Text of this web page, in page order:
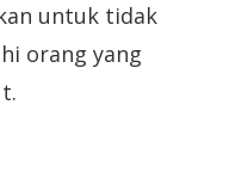
untuk tidak
orang yang